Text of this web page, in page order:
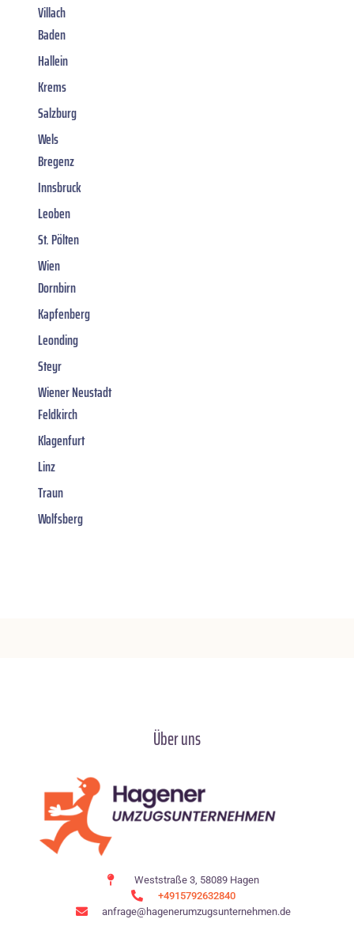
Villach
Baden
Hallein
Krems
Salzburg
Wels
Bregenz
Innsbruck
Leoben
St. Pölten
Wien
Dornbirn
Kapfenberg
Leonding
Steyr
Wiener Neustadt
Feldkirch
Klagenfurt
Linz
Traun
Wolfsberg
Über uns
Weststraße 3, 58089 Hagen
+4915792632840
anfrage@hagenerumzugsunternehmen.de